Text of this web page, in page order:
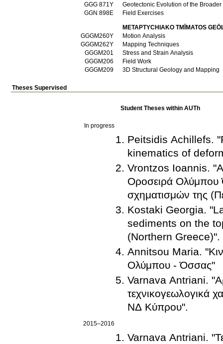
GGG 871Υ
Geotectonic Evolution of the Broader
GGN 898Ε
Field Exercises
METAPTYCΗIAKO TMĪMATOS
GGGM260Y
Motion Analysis
GGGM262Y
Mapping Techniques
GGGM201
Stress and Strain Analysis
GGGM206
Field Work
GGGM209
3D Structural Geology and Mapping
Theses Supervised
Student Theses within AUTh
In progress
Peitsidis Achillefs.
kinematics of
Vrontzos Ioannis.
Οροσειρά Ολύμπου
σχηματισμών της
Kostaki Georgia.
sediments on the
(Northern Greece)".
Annitsou Maria.
Ολύμπου - Όσσας"
Varnava Antriani.
τεχνικογεωλογικά
ΝΔ Κύπρου".
2015–2016
Varnava Antriani.